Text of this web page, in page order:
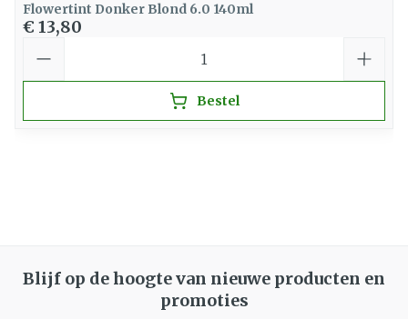
Flowertint Donker Blond 6.0 140ml
€ 13,80
Bestel
Blijf op de hoogte van nieuwe producten en
promoties